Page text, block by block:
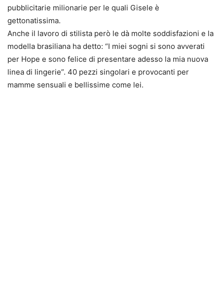
pubblicitarie milionarie per le quali Gisele è
gettonatissima.
Anche il lavoro di stilista però le dà molte soddisfazioni e la
modella brasiliana ha detto: “I miei sogni si sono avverati
per Hope e sono felice di presentare adesso la mia nuova
linea di lingerie”. 40 pezzi singolari e provocanti per
mamme sensuali e bellissime come lei.